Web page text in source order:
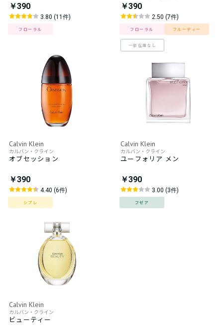
￥390
3.80 (11件)
フローラル
￥390
2.50 (7件)
フローラル フルーティー
一部在庫なし
Calvin Klein
カルバン・クライン
オブセッション
￥390
4.40 (6件)
シプレ
Calvin Klein
カルバン・クライン
ユーフォリア メン
￥390
3.00 (3件)
フゼア
Calvin Klein
カルバン・クライン
ビューティー